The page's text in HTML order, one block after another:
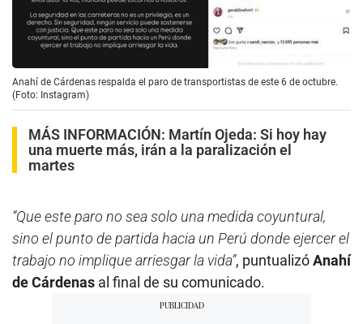
Anahí de Cárdenas respalda el paro de transportistas de este 6 de octubre.
(Foto: Instagram)
MÁS INFORMACIÓN: Martín Ojeda: Si hoy hay
una muerte más, irán a la paralización el
martes
“Que este paro no sea solo una medida coyuntural,
sino el punto de partida hacia un Perú donde ejercer el
trabajo no implique arriesgar la vida”, puntualizóAnahí
de Cárdenas al final de su comunicado.